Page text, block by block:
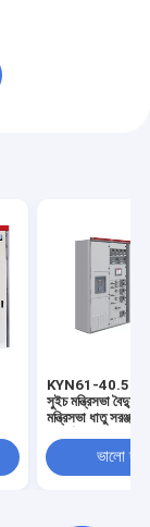
KYN61-40.5
সুইচ মন্ত্রিসভা
মন্ত্রিসভা ধাতু সরঞ্জাম
ভালো দাম